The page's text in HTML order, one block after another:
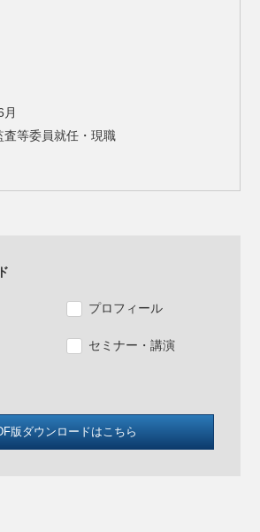
等委員就任・現職
プロフィール
セミナー・講演